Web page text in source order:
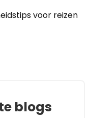
voor reizen
blogs